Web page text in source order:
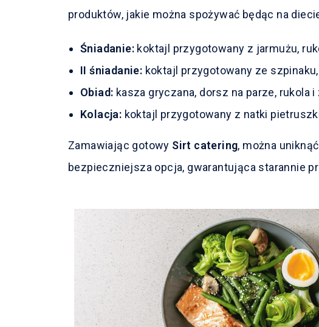
produktów, jakie można spożywać będąc na
Śniadanie: koktajl przygotowany z jarmużu,
II śniadanie: koktajl przygotowany ze
Obiad: kasza gryczana, dorsz na parze, rukola
Kolacja: koktajl przygotowany z natki
Zamawiając gotowy Sirt catering, można
bezpieczniejsza opcja, gwarantująca starannie